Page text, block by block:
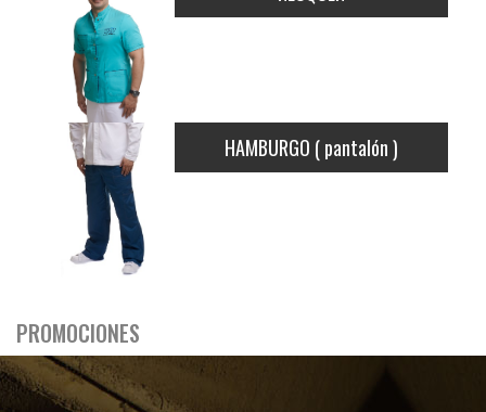
HAMBURGO ( pantalón )
PROMOCIONES